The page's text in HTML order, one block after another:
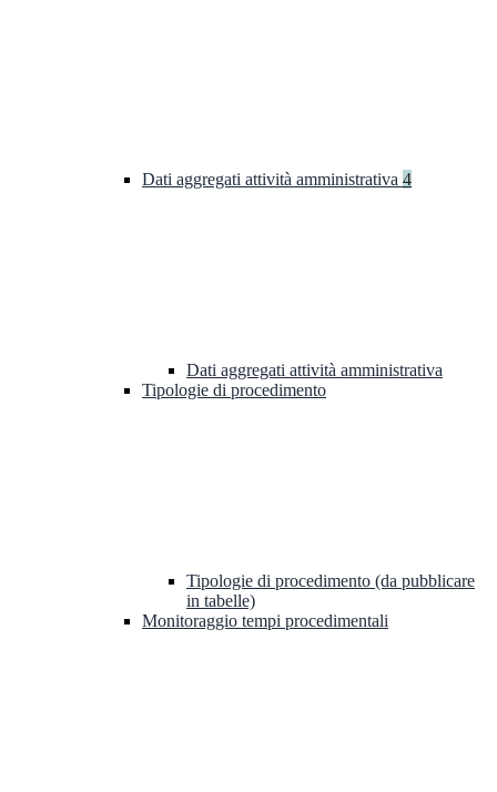
Dati aggregati attività amministrativa 4
Dati aggregati attività amministrativa
Tipologie di procedimento
Tipologie di procedimento (da pubblicare
in tabelle)
Monitoraggio tempi procedimentali